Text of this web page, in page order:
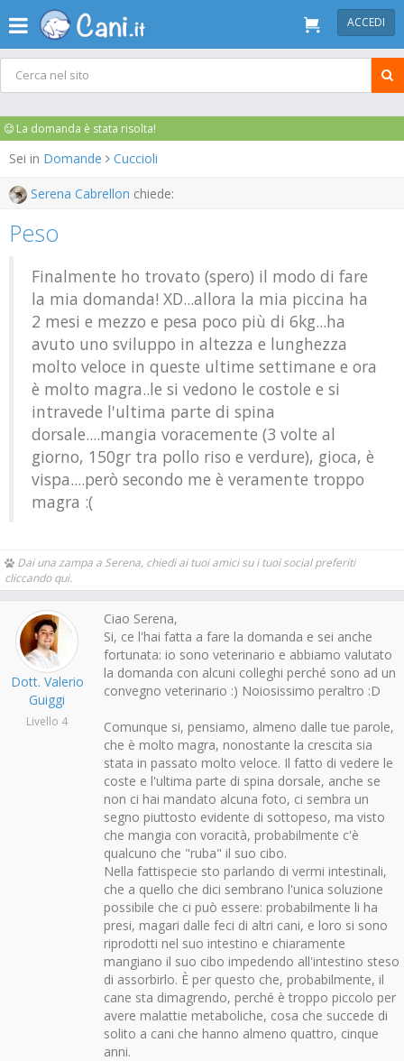
ACCEDI
La domanda è stata risolta!
Sei in Domande Cuccioli
Serena Cabrellon chiede:
Peso
Finalmente ho trovato (spero) il modo di fare
la mia domanda! XD...allora la mia piccina ha
2 mesi e mezzo e pesa poco più di 6kg...ha
avuto uno sviluppo in altezza e lunghezza
molto veloce in queste ultime settimane e ora
è molto magra..le si vedono le costole e si
intravede l'ultima parte di spina
dorsale....mangia voracemente (3 volte al
giorno, 150gr tra pollo riso e verdure), gioca, è
vispa....però secondo me è veramente troppo
magra :(
Dai una zampa a Serena, chiedi ai tuoi amici su i tuoi social preferiti
cliccando qui.
Dott. Valerio
Guiggi
Livello 4
Ciao Serena,
Si, ce l'hai fatta a fare la domanda e sei anche
fortunata: io sono veterinario e abbiamo valutato
la domanda con alcuni colleghi perché sono ad un
convegno veterinario :) Noiosissimo peraltro :D
Comunque si, pensiamo, almeno dalle tue parole,
che è molto magra, nonostante la crescita sia
stata in passato molto veloce. Il fatto di vedere le
coste e l'ultima parte di spina dorsale, anche se
non ci hai mandato alcuna foto, ci sembra un
segno piuttosto evidente di sottopeso, ma visto
che mangia con voracità, probabilmente c'è
qualcuno che "ruba" il suo cibo.
Nella fattispecie sto parlando di vermi intestinali,
che a quello che dici sembrano l'unica soluzione
possibile che ci può essere: probabilmente li ha
presi, magari dalle feci di altri cani, e loro si sono
riprodotti nel suo intestino e chiaramente
mangiano il suo cibo impedendo all'intestino steso
di assorbirlo. È per questo che, probabilmente, il
cane sta dimagrendo, perché è troppo piccolo per
avere malattie metaboliche, cosa che succede di
solito a cani che hanno almeno quattro, cinque
anni.